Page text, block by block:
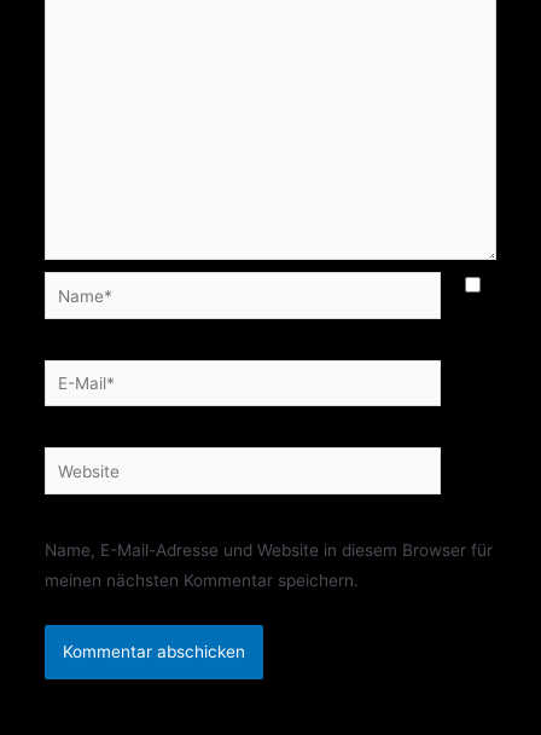
Name*
E-
Mail*
Website
Name, E-Mail-Adresse und Website in diesem Browser für
meinen nächsten Kommentar speichern.